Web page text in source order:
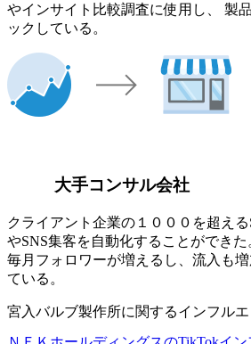
やインサイト比較調査に使用し、 製
ックしている。
大手コンサル会社
クライアント企業の１０００を超え
やSNS集客を自動化することができ
毎月フォロワーが増えるし、流入も
ている。
宮入バルブ製作所に関するインフル